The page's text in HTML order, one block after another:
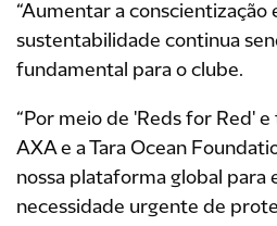
“Aumentar a conscientização
sustentabilidade continua
fundamental para o clube.
“Por meio de 'Reds for Red'
AXA e a Tara Ocean
nossa plataforma global para
necessidade urgente de